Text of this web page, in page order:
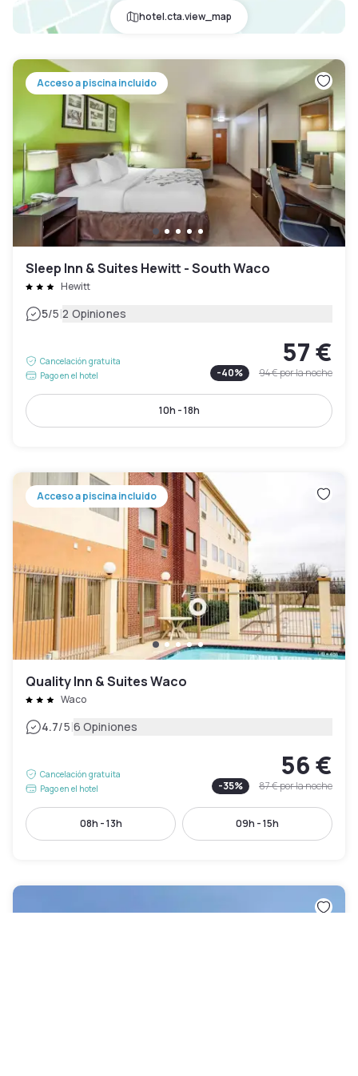
hotel.cta.view_map
Acceso a piscina incluido
Sleep Inn & Suites Hewitt - South Waco
Hewitt
5/5|2 Opiniones
Cancelación gratuita
Pago en el hotel
57 €
-40% 94 €por la noche
10h - 18h
Acceso a piscina incluido
Quality Inn & Suites Waco
Waco
4.7/5|6 Opiniones
Cancelación gratuita
Pago en el hotel
56 €
-35% 87 €por la noche
08h - 13h 09h - 15h